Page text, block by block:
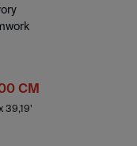
CM
39,19'